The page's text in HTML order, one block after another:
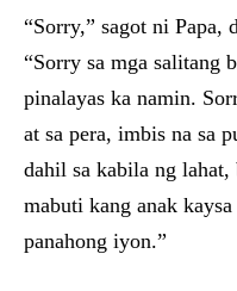
“Sorry,” sagot ni Papa,
“Sorry sa mga salitang
pinalayas ka namin.
at sa pera, imbis na sa
dahil sa kabila ng
mabuti kang anak
panahong iyon.”